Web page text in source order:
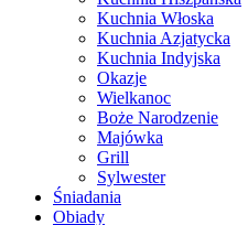
Kuchnia Włoska
Kuchnia Azjatycka
Kuchnia Indyjska
Okazje
Wielkanoc
Boże Narodzenie
Majówka
Grill
Sylwester
Śniadania
Obiady